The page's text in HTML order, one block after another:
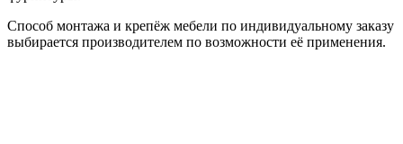
Способ монтажа и крепёж мебели по индивидуальному заказу
выбирается производителем по возможности её применения.